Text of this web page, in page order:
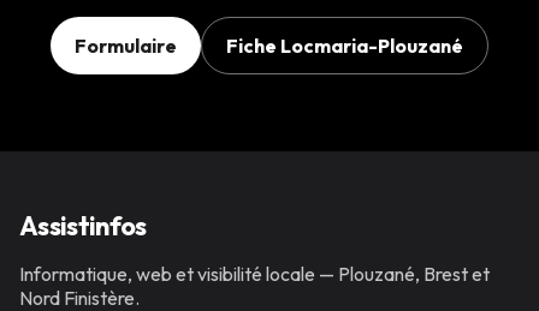
Formulaire Fiche Locmaria-Plouzané
Assistinfos
Informatique, web et visibilité locale — Plouzané, Brest et
Nord Finistère.